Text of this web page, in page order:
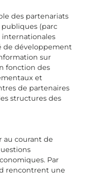
des partenariats
(parc
internationales
de développement
sur
fonction des
et
de partenaires
structures des
au courant de
Par
rencontrent une